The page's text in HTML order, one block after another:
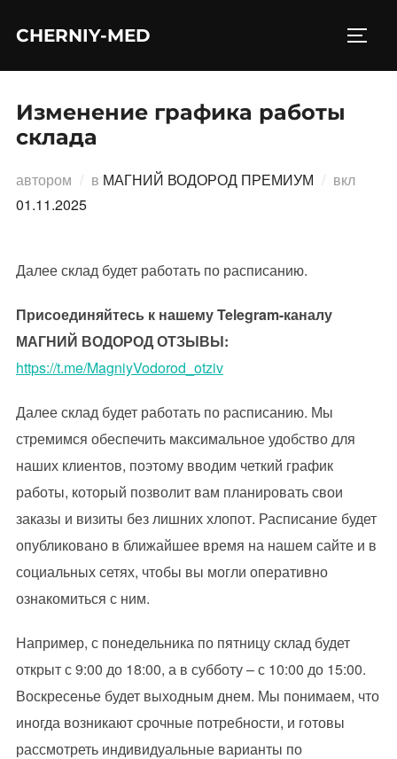
CHERNIY-MED
Изменение графика работы
склада
автором в МАГНИЙ ВОДОРОД ПРЕМИУМ вкл
01.11.2025
Далее склад будет работать по расписанию.
Присоединяйтесь к нашему Telegram-каналу
МАГНИЙ ВОДОРОД ОТЗЫВЫ:
https://t.me/MagniyVodorod_otziv
Далее склад будет работать по расписанию. Мы
стремимся обеспечить максимальное удобство для
наших клиентов, поэтому вводим четкий график
работы, который позволит вам планировать свои
заказы и визиты без лишних хлопот. Расписание будет
опубликовано в ближайшее время на нашем сайте и в
социальных сетях, чтобы вы могли оперативно
ознакомиться с ним.
Например, с понедельника по пятницу склад будет
открыт с 9:00 до 18:00, а в субботу – с 10:00 до 15:00.
Воскресенье будет выходным днем. Мы понимаем, что
иногда возникают срочные потребности, и готовы
рассмотреть индивидуальные варианты по